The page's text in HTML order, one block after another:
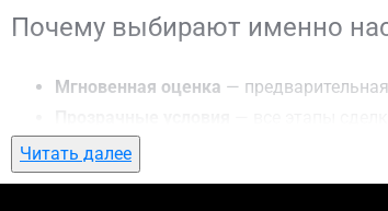
Почему выбирают именно
Мгновенная оценка —
Гибкий подход
Честные цены— предлагаем до 95%
Читать далее